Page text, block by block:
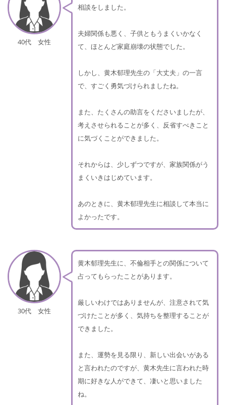
40代 女性
相談をしました。
夫婦関係も悪く、子供ともうまくいかなく
て、ほとんど家庭崩壊の状態でした。
しかし、黄木郁理先生の「大丈夫」の一言
で、すごく勇気づけられましたね。
また、たくさんの助言をくださいましたが、
考えさせられることが多く、反省すべきこと
に気づくことができました。
それからは、少しずつですが、家族関係がう
まくいきはじめています。
あのときに、黄木郁理先生に相談して本当に
よかったです。
30代 女性
黄木郁理先生に、不倫相手との関係について
占ってもらったことがあります。
厳しいわけではありませんが、注意されて気
づけたことが多く、気持ちを整理することが
できました。
また、運勢を見る限り、新しい出会いがある
と言われたのですが、黄木先生に言われた時
期に好きな人ができて、凄いと思いました
ね。